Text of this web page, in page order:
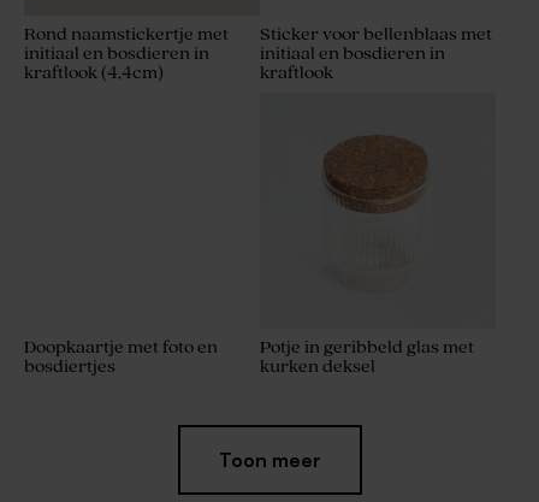
Rond naamstickertje met
initiaal en bosdieren in
kraftlook (4,4cm)
Sticker voor bellenblaas met
initiaal en bosdieren in
kraftlook
Doopkaartje met foto en
bosdiertjes
Potje in geribbeld glas met
kurken deksel
Toon meer